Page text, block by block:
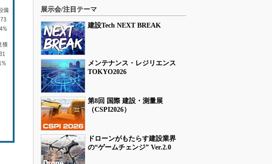
展示会/注目テーマ
建設Tech NEXT BREAK
メンテナンス・レジリエンス
TOKYO2026
第8回 国際 建設・測量展
（CSPI2026）
ドローンがもたらす建設業界
の“ゲームチェンジ” Ver.2.0